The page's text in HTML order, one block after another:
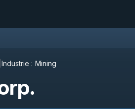
Industrie : Mining